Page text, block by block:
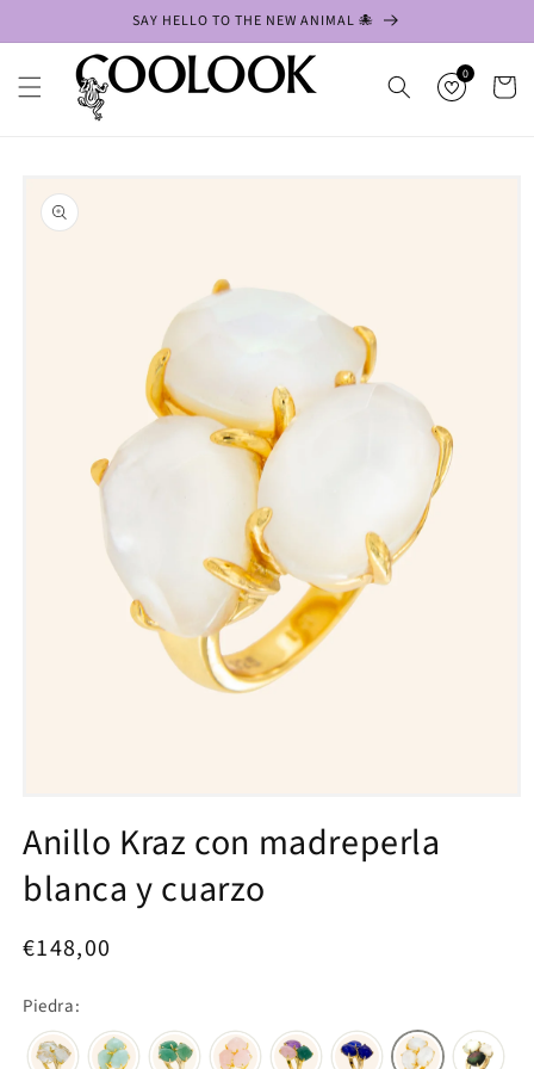
al contenido
SAY HELLO TO THE NEW ANIMAL 🐙
0 Carrito
a la
información
del producto
multimedia
1
en
una
Anillo Kraz con madreperla
blanca y cuarzo
Precio
€148,00
Piedra: